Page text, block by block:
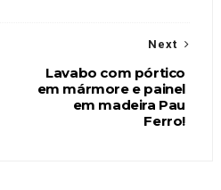
Next
Lavabo com pórtico
em mármore e painel
em madeira Pau
Ferro!